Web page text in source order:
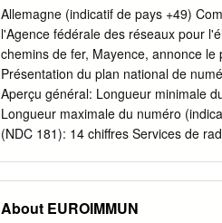
death did not pass unnoticed. All
most with a few minutes of extended
a picture of his life in colors
figures of the Honecker regime. True,
aura of power appears unparalleled
always behind the scenes. "One
Allemagne (indicatif de pays +49)
l'Agence fédérale des réseaux pour
chemins de fer, Mayence, annonce
Présentation du plan national de
Aperçu général: Longueur minimale
Longueur maximale du numéro
(NDC 181): 14 chiffres Services de
service public de l'Administration
About EUROIMMUN